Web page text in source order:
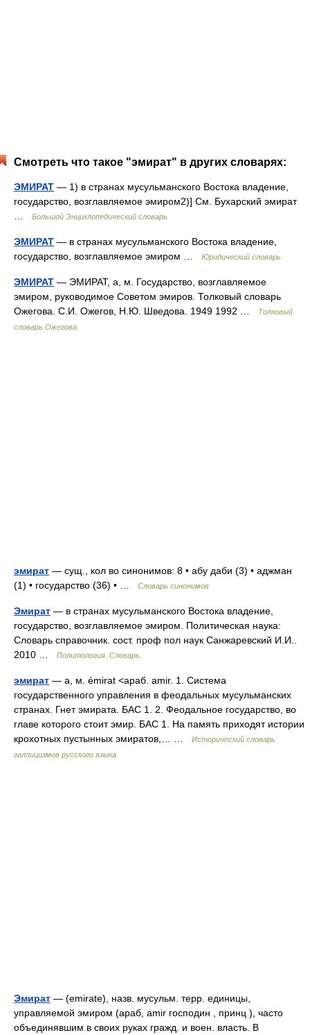
Смотреть что такое "эмират" в других словарях:
ЭМИРАТ — 1) в странах мусульманского Востока владение,
государство, возглавляемое эмиром2)] См. Бухарский эмират
Большой Энциклопедический словарь
ЭМИРАТ — в странах мусульманского Востока владение,
государство, возглавляемое эмиром …
Юридический словарь
ЭМИРАТ — ЭМИРАТ, а, м. Государство, возглавляемое
эмиром, руководимое Советом эмиров. Толковый словарь
Ожегова. С.И. Ожегов, Н.Ю. Шведова. 1949 1992 …
Толковый
словарь Ожегова
эмират — сущ., кол во синонимов: 8 • абу даби (3) • аджман
(1) • государство (36) • …
Словарь синонимов
Эмират — в странах мусульманского Востока владение,
государство, возглавляемое эмиром. Политическая наука:
Словарь справочник. сост. проф пол наук Санжаревский И.И..
2010 …
Политология. Словарь.
эмират — а, м. émirat <араб. amir. 1. Система
государственного управления в феодальных мусульманских
странах. Гнет эмирата. БАС 1. 2. Феодальное государство, во
главе которого стоит эмир. БАС 1. На память приходят истории
крохотных пустынных эмиратов,… …
Исторический словарь
галлицизмов русского языка
Эмират — (emirate), назв. мусульм. терр. единицы,
управляемой эмиром (араб, amir господин , принц ), часто
объединявшим в своих руках гражд. и воен. власть. В